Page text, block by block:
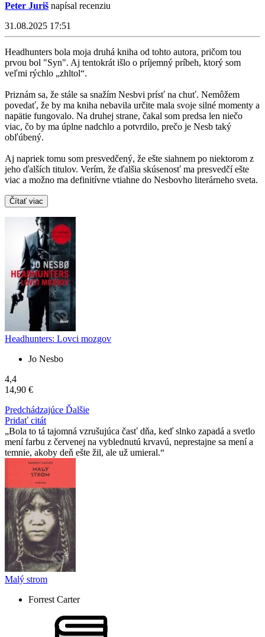
Peter Juriš napísal recenziu
31.08.2025 17:51
Headhunters bola moja druhá kniha od tohto autora, pričom tou
prvou bol "Syn". Aj tentokrát išlo o príjemný príbeh, ktorý som
veľmi rýchlo „zhltol“.
Priznám sa, že stále sa snažím Nesbvi prísť na chuť. Nemôžem
povedať, že by ma kniha nebavila určite mala svoje silné momenty a
napätie fungovalo. Na druhej strane, čakal som predsa len niečo
viac, čo by ma úplne nadchlo a potvrdilo, prečo je Nesb taký
obľúbený.
Aj napriek tomu som presvedčený, že ešte siahnem po niektorom z
jeho ďalších titulov. Verím, že ďalšia skúsenosť ma presvedčí ešte
viac a možno ma definitívne vtiahne do Nesbovho literárneho sveta.
Čítať viac
Headhunters: Lovci mozgov
Jo Nesbo
4,4
14,90 €
Predchádzajúce Ďalšie
Pridať citát
Bola to tá tajomná vzrušujúca časť dňa, keď slnko zapadá a svetlo
mení farbu z červenej na vyblednutú krvavú, neprestajne sa mení a
temnie, akoby deň ešte žil, ale už umieral.
Malý strom
Forrest Carter